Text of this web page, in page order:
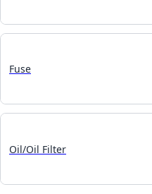
Fuse
Oil/Oil Filter